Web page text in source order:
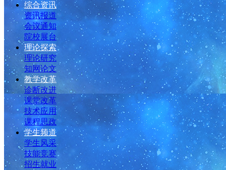
综合资讯
资讯报道
会议通知
院校展台
理论探索
理论研究
知网论文
教学改革
诊断改进
课堂改革
技术应用
课程思政
学生频道
学生风采
技能竞赛
招生就业